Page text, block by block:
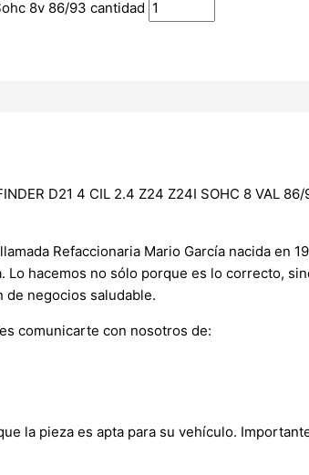
8v 86/93 cantidad
D21 4 CIL 2.4 Z24 Z24I SOHC 8 VAL 86/
Refaccionaria Mario García nacida en
hacemos no sólo porque es lo correcto,
negocios saludable.
comunicarte con nosotros de:
la pieza es apta para su vehículo.